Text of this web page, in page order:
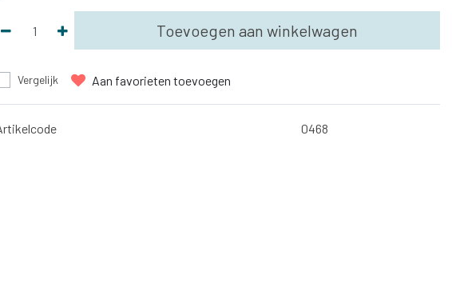
Toevoegen aan winkelwagen
Vergelijk Aan favorieten toevoegen
0468